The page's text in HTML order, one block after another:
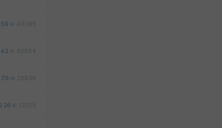
59 40385
43 40654
76 26836
26 13225